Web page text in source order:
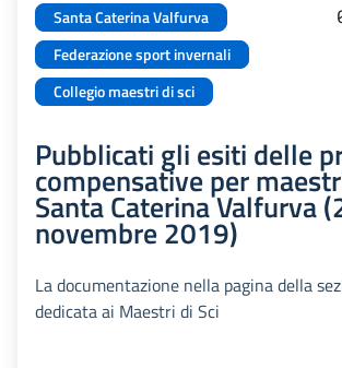
Santa Caterina Valfurva
Federazione sport invernali
Collegio maestri di sci
Pubblicati gli esiti delle
compensative per
Santa Caterina Valfurva
novembre 2019)
La documentazione nella pagina della
dedicata ai Maestri di Sci